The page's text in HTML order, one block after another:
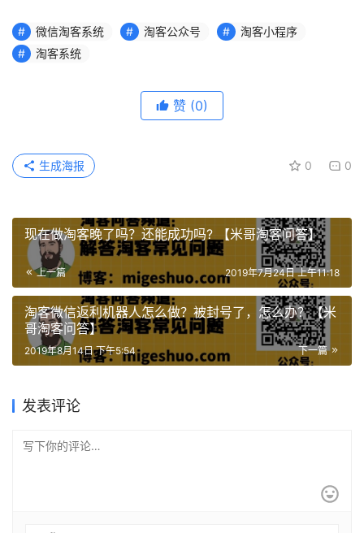
微信淘客系统 淘客公众号
淘客小程序
淘客系统
赞 (0)
0 0
生成海报
现在做淘客晚了吗？还能成功吗? 【米哥淘客问答】
上一篇 2019年7月24日 上午11:18
淘客微信返利机器人怎么做？被封号了，怎么办？【米
哥淘客问答】
下一篇
2019年8月14日 下午5:54
发表评论